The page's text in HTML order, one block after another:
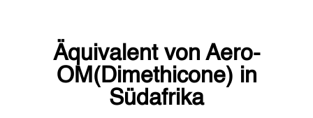
Äquivalent von Aero-
OM(Dimethicone) in
Südafrika